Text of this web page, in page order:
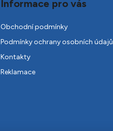
Informace pro vás
Obchodní podmínky
Podmínky ochrany osobních údajů
Kontakty
Reklamace